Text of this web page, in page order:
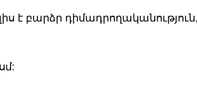
է բարձր